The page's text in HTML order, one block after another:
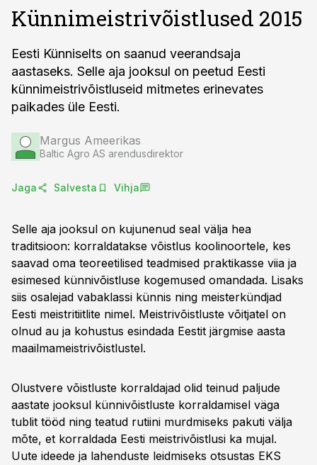
Künnimeistrivõistlused 2015
Eesti Künniselts on saanud veerandsaja
aastaseks. Selle aja jooksul on peetud Eesti
künnimeistrivõistluseid mitmetes erinevates
paikades üle Eesti.
Margus Ameerikas
Baltic Agro AS arendusdirektor
Jaga Salvesta Vihja
Selle aja jooksul on kujunenud seal välja hea
traditsioon: korraldatakse võistlus koolinoortele, kes
saavad oma teoreetilised teadmised praktikasse viia ja
esimesed künnivõistluse kogemused omandada. Lisaks
siis osalejad vabaklassi künnis ning meisterkündjad
Eesti meistritiitlite nimel. Meistrivõistluste võitjatel on
olnud au ja kohustus esindada Eestit järgmise aasta
maailmameistrivõistlustel.
Olustvere võistluste korraldajad olid teinud paljude
aastate jooksul künnivõistluste korraldamisel väga
tublit tööd ning teatud rutiini murdmiseks pakuti välja
mõte, et korraldada Eesti meistrivõistlusi ka mujal.
Uute ideede ja lahenduste leidmiseks otsustas EKS